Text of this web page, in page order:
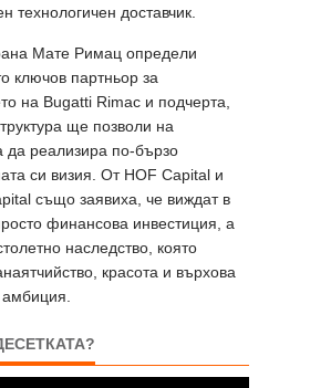
технологичен доставчик.
Мате Римац определи
ключов партньор за
на Bugatti Rimac и подчерта,
ще позволи на
да реализира по-бързо
си визия. От HOF Capital и
също заявиха, че виждат в
финансова инвестиция, а
наследство, която
красота и върхова